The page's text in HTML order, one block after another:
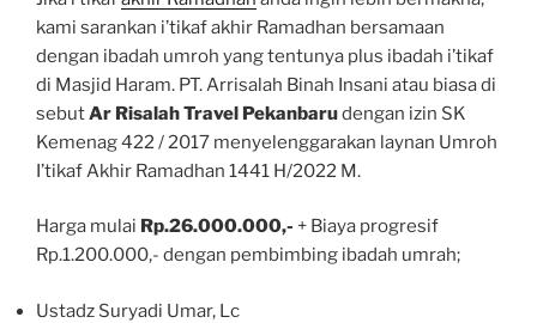
kami sarankan i’tikaf akhir Ramadhan bersamaan
dengan ibadah umroh yang tentunya plus ibadah i’tikaf
di Masjid Haram. PT. Arrisalah Binah Insani atau biasa di
sebutAr Risalah Travel Pekanbarudengan izin SK
Kemenag 422 / 2017 menyelenggarakan laynan Umroh
I’tikaf Akhir Ramadhan 1441 H/2022 M.
Harga mulai Rp.26.000.000,- + Biaya progresif
Rp.1.200.000,- dengan pembimbing ibadah umrah;
Ustadz Suryadi Umar, Lc